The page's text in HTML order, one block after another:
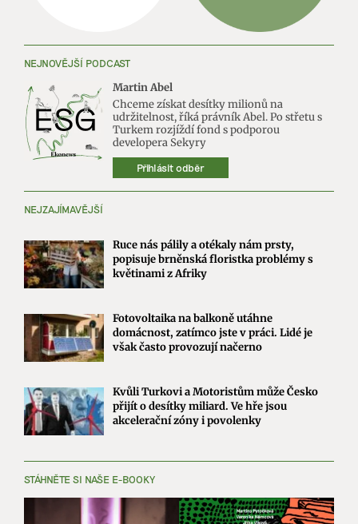
NEJNOVĚJŠÍ PODCAST
Martin Abel
Chceme získat desítky milionů na
udržitelnost, říká právník Abel. Po střetu s
Turkem rozjíždí fond s podporou
developera Sekyry
Přihlásit odběr
NEJZAJÍMAVĚJŠÍ
Ruce nás pálily a otékaly nám prsty,
popisuje brněnská floristka problémy s
květinami z Afriky
Fotovoltaika na balkoně utáhne
domácnost, zatímco jste v práci. Lidé je
však často provozují načerno
Kvůli Turkovi a Motoristům může Česko
přijít o desítky miliard. Ve hře jsou
akcelerační zóny i povolenky
STÁHNĚTE SI NAŠE E-BOOKY